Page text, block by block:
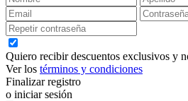
Quiero recibir descuentos exclusivos y
Ver los términos y condiciones
Finalizar registro
o iniciar sesión